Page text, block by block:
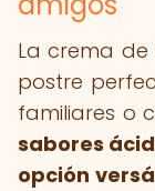
La crema de
postre
familiares o
sabores
opción